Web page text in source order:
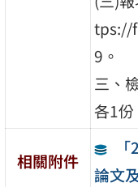
tps://
9。
三、
各1份
相關附件
論文